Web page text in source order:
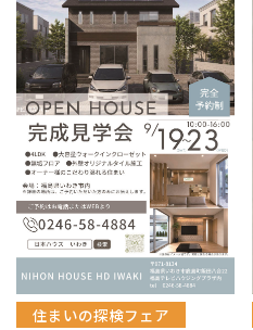
住まいの探検フェア